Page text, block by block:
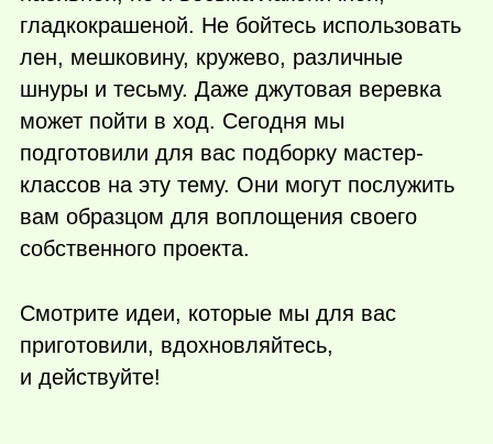
гладкокрашеной. Не бойтесь использовать
лен, мешковину, кружево, различные
шнуры и тесьму. Даже джутовая веревка
может пойти в ход. Сегодня мы
подготовили для вас подборку мастер-
классов на эту тему. Они могут послужить
вам образцом для воплощения своего
собственного проекта.
Смотрите идеи, которые мы для вас
приготовили, вдохновляйтесь,
и действуйте!